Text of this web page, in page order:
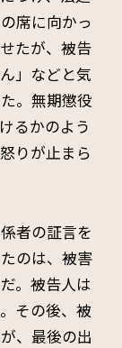
席に向かっ
たが、被告
」などと気
。無期懲役
るかのよう
りが止まら
者の証言を
のは、被害
。被告人は
その後、被
、最後の出